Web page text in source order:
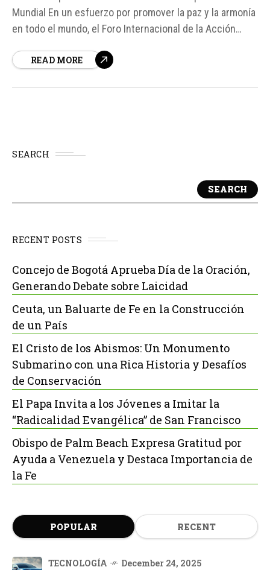
Mundial En un esfuerzo por promover la paz y la armonía
en todo el mundo, el Foro Internacional de la Acción
Paz" para el lunes 8 de junio de 2026.
READ MORE
SEARCH
SEARCH
RECENT POSTS
Concejo de Bogotá Aprueba Día de la Oración,
Generando Debate sobre Laicidad
Ceuta, un Baluarte de Fe en la Construcción
de un País
El Cristo de los Abismos: Un Monumento
Submarino con una Rica Historia y Desafíos
de Conservación
El Papa Invita a los Jóvenes a Imitar la
“Radicalidad Evangélica” de San Francisco
Obispo de Palm Beach Expresa Gratitud por
Ayuda a Venezuela y Destaca Importancia de
la Fe
POPULAR RECENT
TECNOLOGÍA December 24, 2025